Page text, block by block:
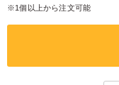
※1個以上から注文可能